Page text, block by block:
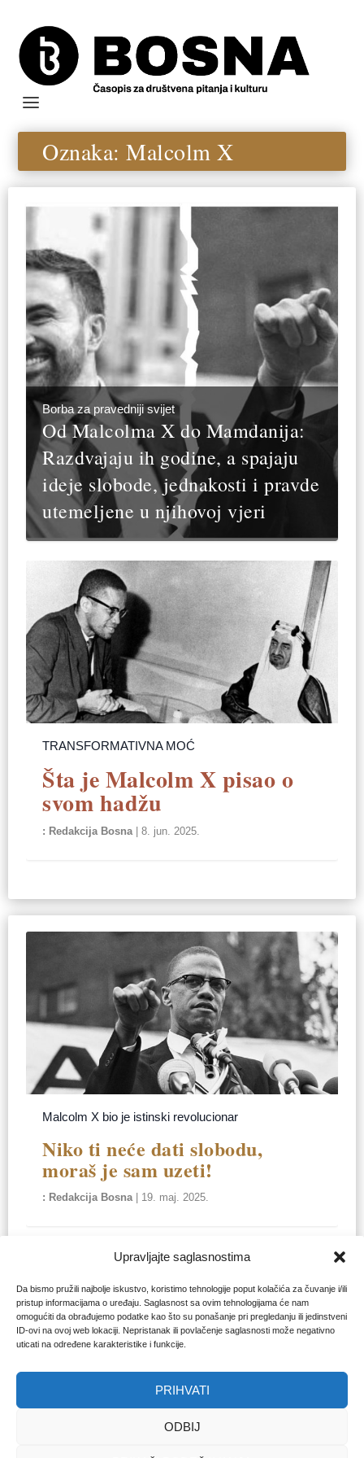
Upravljajte saglasnostima
Da bismo pružili najbolje iskustvo, koristimo tehnologije poput kolačića za čuvanje i/ili
pristup informacijama o uređaju. Saglasnost sa ovim tehnologijama će nam
omogućiti da obrađujemo podatke kao što su ponašanje pri pregledanju ili jedinstveni
ID-ovi na ovoj web lokaciji. Nepristanak ili povlačenje saglasnosti može negativno
uticati na određene karakteristike i funkcije.
PRIHVATI
ODBIJ
Oznaka:Malcolm X
Borba za pravedniji svijet
Od Malcolma X do Mamdanija:
Razdvajaju ih godine, a spajaju
ideje slobode, jednakosti i pravde
utemeljene u njihovoj vjeri
TRANSFORMATIVNA MOĆ
Šta je Malcolm X pisao o
svom hadžu
Redakcija Bosna|8. jun. 2025.
Malcolm X bio je istinski revolucionar
Niko ti neće dati slobodu,
moraš je sam uzeti!
Redakcija Bosna| 19. maj. 2025.